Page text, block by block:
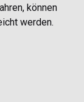
können
werden.